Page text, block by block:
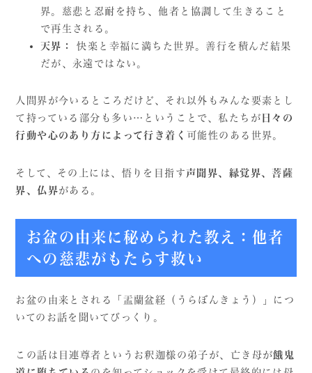
界。慈悲と忍耐を持ち、他者と協調して生きること
で再生される。
天界：
快楽と幸福に満ちた世界。善行を積んだ結果
だが、永遠ではない。
人間界が今いるところだけど、それ以外もみんな要素とし
て持っている部分も多い…ということで、私たちが 日々の
行動や心のあり方によって行き着く 可能性のある世界。
そして、その上には、悟りを目指す 声聞界、縁覚界、菩薩
界、仏界がある。
お盆の由来に秘められた教え：他者
への慈悲がもたらす救い
お盆の由来とされる「盂蘭盆経（うらぼんきょう）」につ
いてのお話を聞いてびっくり。
この話は目連尊者というお釈迦様の弟子が、亡き母が餓鬼